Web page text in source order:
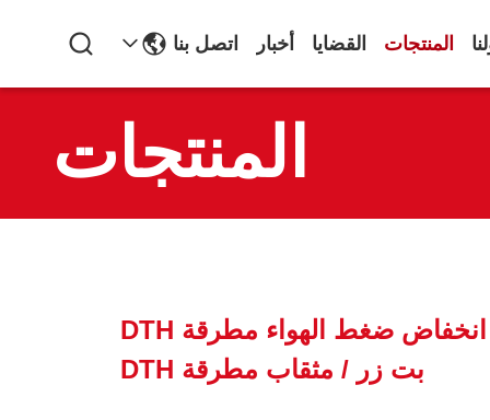
المنتجات القضايا أخبار اتصل بنا
المنتجات
CIR90 110MM انخفاض ضغط الهواء مطرقة DTH
بت زر / مثقاب مطرقة DTH